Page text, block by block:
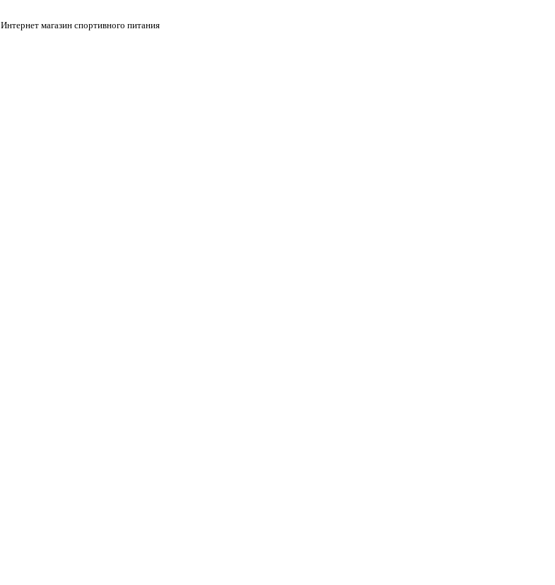
Интернет магазин спортивного питания